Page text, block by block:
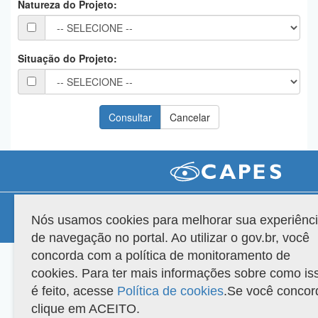
Planalto
Natureza do Projeto:
Situação do Projeto:
Versão do sistema: 3.88.9 Copyright 2022 Capes. Todos os direitos reservados.
Nós usamos cookies para melhorar sua
de navegação no portal. Ao utilizar o gov.br, você
concorda com a política de monitoramento de
cookies. Para ter mais informações sobre como
é feito, acesse Política de cookies.Se você
clique em ACEITO.